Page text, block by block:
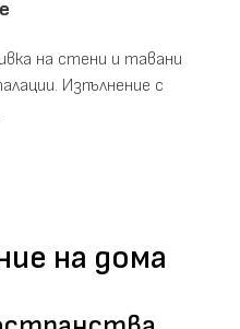
на стени и тавани
Изпълнение с
на дома